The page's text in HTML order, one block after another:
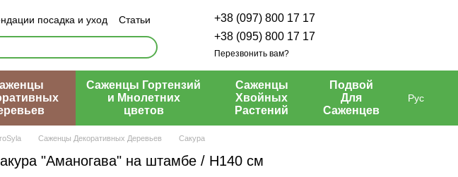
посадка и уход
Статьи
+38 (097) 800 17 17
+38 (095) 800 17 17
Перезвонить вам?
Саженцы Гортензий
и Мнолетних
цветов
Саженцы
Хвойных
Растений
Подвой
Для
Саженцев
Рус
Саженцы Декоративных Деревьев Сакура
"Аманогава" на штамбе / H140 см